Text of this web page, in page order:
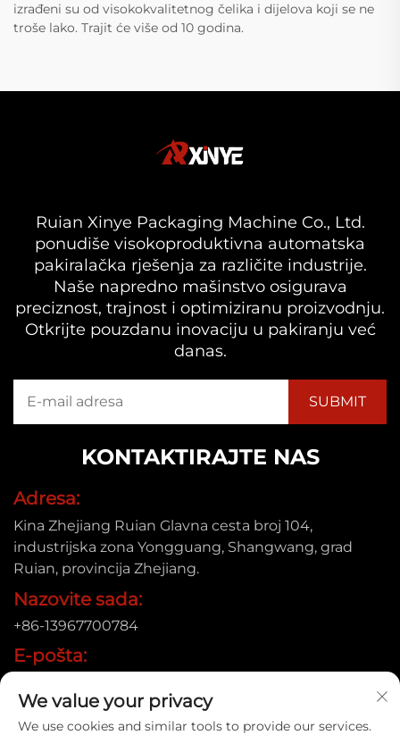
izrađeni su od visokokvalitetnog čelika i dijelova koji se ne
troše lako. Trajit će više od 10 godina.
Ruian Xinye Packaging Machine Co., Ltd.
ponudiše visokoproduktivna automatska
pakiralačka rješenja za različite industrije.
Naše napredno mašinstvo osigurava
preciznost, trajnost i optimiziranu proizvodnju.
Otkrijte pouzdanu inovaciju u pakiranju već
danas.
KONTAKTIRAJTE NAS
Adresa:
Kina Zhejiang Ruian Glavna cesta broj 104,
industrijska zona Yongguang, Shangwang, grad
Ruian, provincija Zhejiang.
Nazovite sada:
+86-13967700784
E-pošta:
We value your privacy
We use cookies and similar tools to provide our services.